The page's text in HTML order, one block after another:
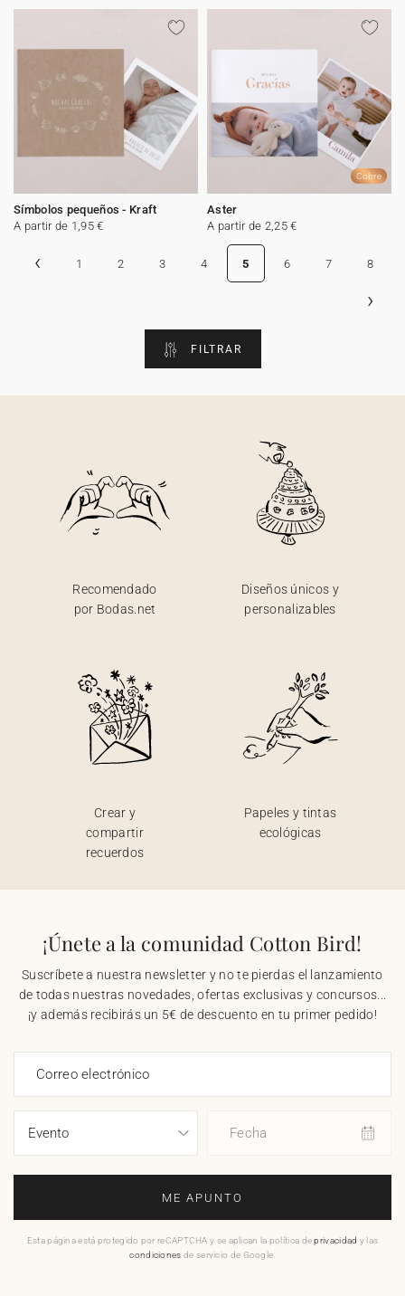
Símbolos pequeños - Kraft
A partir de 1,95 €
Cobre
Aster
A partir de 2,25 €
‹ 1 2 3 4 5 6 7 8
›
FILTRAR
Recomendado
por Bodas.net
Diseños únicos y
personalizables
Crear y
compartir
recuerdos
Papeles y tintas
ecológicas
¡Únete a la comunidad Cotton Bird!
Suscríbete a nuestra newsletter y no te pierdas el lanzamiento
de todas nuestras novedades, ofertas exclusivas y concursos...
¡y además recibirás un 5€ de descuento en tu primer pedido!
Correo electrónico
Fecha
ME APUNTO
Esta página está protegido por reCAPTCHA y se aplican la política deprivacidad y las
condiciones de servicio de Google.